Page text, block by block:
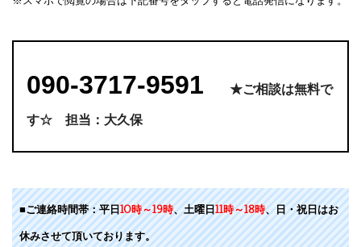
090-3717-9591 ★ご相談は無料で
す☆ 担当：大久保
■ご連絡時間帯：平日10時～19時、土曜日11時～18時、日・祝日はお
休みさせて頂いております。